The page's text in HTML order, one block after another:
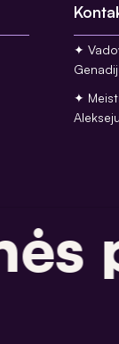
✦
✦